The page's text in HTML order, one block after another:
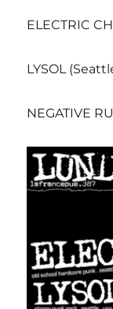
ELECTRIC
LYSOL
NEGATIVE